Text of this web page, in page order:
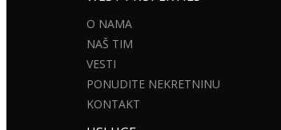
O NAMA
NAŠ TIM
VESTI
PONUDITE NEKRETNINU
KONTAKT